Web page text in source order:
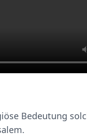
Bedeutung